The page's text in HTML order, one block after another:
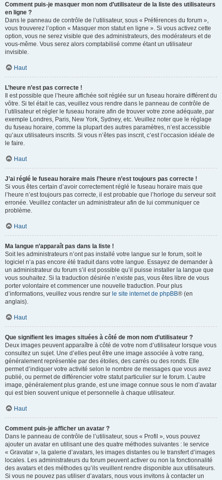
Comment puis-je masquer mon nom d’utilisateur de la liste des utilisateurs
en ligne ?
Dans le panneau de contrôle de l’utilisateur, sous « Préférences du forum »,
vous trouverez l’option « Masquer mon statut en ligne ». Si vous activez cette
option, vous ne serez visible que des administrateurs, des modérateurs et de
vous-même. Vous serez alors comptabilisé comme étant un utilisateur
invisible.
Haut
L’heure n’est pas correcte !
Il est possible que l’heure affichée soit réglée sur un fuseau horaire différent du
vôtre. Si tel était le cas, veuillez vous rendre dans le panneau de contrôle de
l’utilisateur et régler le fuseau horaire afin de trouver votre zone adéquate, par
exemple Londres, Paris, New York, Sydney, etc. Veuillez noter que le réglage
du fuseau horaire, comme la plupart des autres paramètres, n’est accessible
qu’aux utilisateurs inscrits. Si vous n’êtes pas inscrit, c’est l’occasion idéale de
le faire.
Haut
J’ai réglé le fuseau horaire mais l’heure n’est toujours pas correcte !
Si vous êtes certain d’avoir correctement réglé le fuseau horaire mais que
l’heure n’est toujours pas correcte, il est probable que l’horloge du serveur soit
erronée. Veuillez contacter un administrateur afin de lui communiquer ce
problème.
Haut
Ma langue n’apparaît pas dans la liste !
Soit les administrateurs n’ont pas installé votre langue sur le forum, soit le
logiciel n’a pas encore été traduit dans votre langue. Essayez de demander à
un administrateur du forum s’il est possible qu’il puisse installer la langue que
vous souhaitez. Si la traduction désirée n’existe pas, vous êtes libre de vous
porter volontaire et commencer une nouvelle traduction. Pour plus
d’informations, veuillez vous rendre sur le site internet de phpBB® (en
anglais).
Haut
Que signifient les images situées à côté de mon nom d’utilisateur ?
Deux images peuvent apparaître à côté de votre nom d’utilisateur lorsque vous
consultez un sujet. Une d’elles peut être une image associée à votre rang,
généralement représentée par des étoiles, des carrés ou des ronds. Elle
permet d’indiquer votre activité selon le nombre de messages que vous avez
publié, ou permet de différencier votre statut particulier sur le forum. L’autre
image, généralement plus grande, est une image connue sous le nom d’avatar
qui est bien souvent unique et personnelle à chaque utilisateur.
Haut
Comment puis-je afficher un avatar ?
Dans le panneau de contrôle de l’utilisateur, sous « Profil », vous pouvez
ajouter un avatar en utilisant une des quatre méthodes suivantes : le service
« Gravatar », la galerie d’avatars, les images distantes ou le transfert d’images
locales. Les administrateurs du forum peuvent activer ou non la fonctionnalité
des avatars et des méthodes qu’ils veuillent rendre disponible aux utilisateurs.
Si vous ne pouvez pas utiliser d’avatars, nous vous invitons à contacter un